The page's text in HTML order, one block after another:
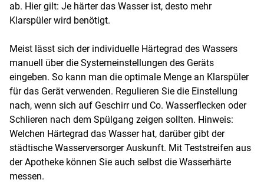
ab. Hier gilt: Je härter das Wasser ist, desto mehr
Klarspüler wird benötigt.
Meist lässt sich der individuelle Härtegrad des Wassers
manuell über die Systemeinstellungen des Geräts
eingeben. So kann man die optimale Menge an Klarspüler
für das Gerät verwenden. Regulieren Sie die Einstellung
nach, wenn sich auf Geschirr und Co. Wasserflecken oder
Schlieren nach dem Spülgang zeigen sollten. Hinweis:
Welchen Härtegrad das Wasser hat, darüber gibt der
städtische Wasserversorger Auskunft. Mit Teststreifen aus
der Apotheke können Sie auch selbst die Wasserhärte
messen.